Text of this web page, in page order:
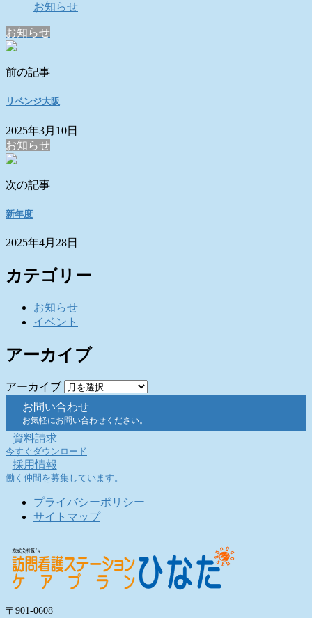
お知らせ
お知らせ
前の記事
リベンジ大阪
2025年3月10日
お知らせ
次の記事
新年度
2025年4月28日
カテゴリー
お知らせ
イベント
アーカイブ
アーカイブ
お問い合わせ
お気軽にお問い合わせください。
資料請求
今すぐダウンロード
採用情報
働く仲間を募集しています。
プライバシーポリシー
サイトマップ
〒901-0608